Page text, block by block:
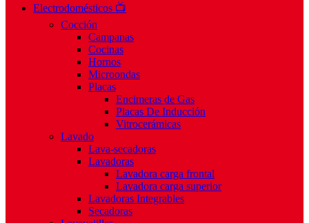
Electrodomésticos 📺
Cocción
Campanas
Cocinas
Hornos
Microondas
Placas
Encimeras de Gas
Placas De Inducción
Vitrocerámicas
Lavado
Lava-secadoras
Lavadoras
Lavadora carga frontal
Lavadora carga superior
Lavadoras Integrables
Secadoras